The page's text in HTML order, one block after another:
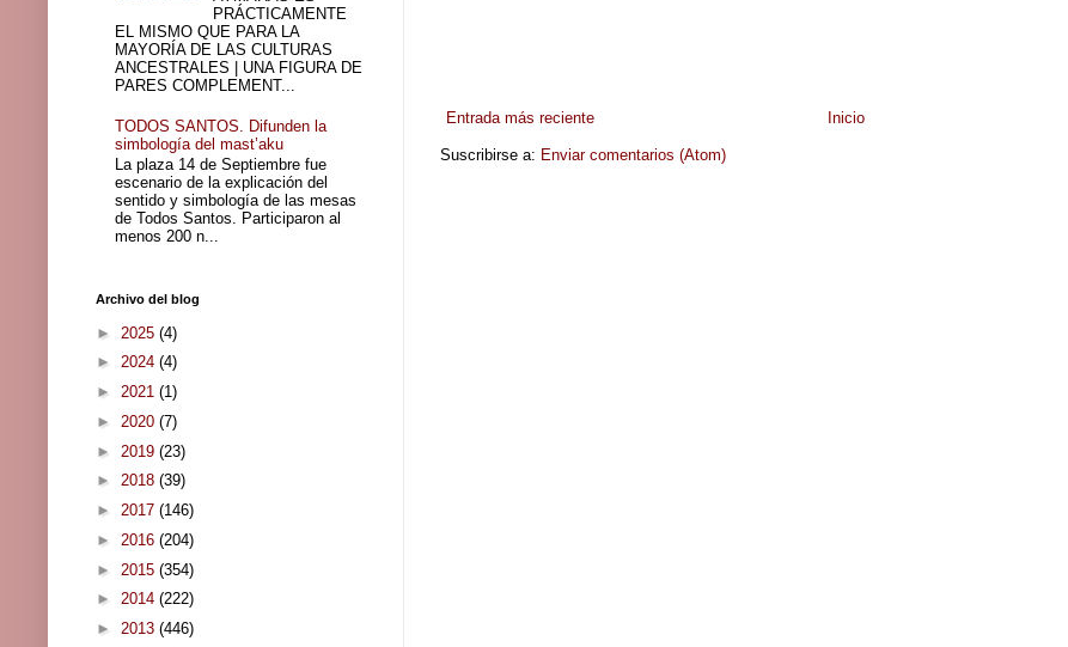
Entrada más reciente Inicio
Suscribirse a: Enviar comentarios (Atom)
PRÁCTICAMENTE
EL MISMO QUE PARA LA
MAYORÍA DE LAS CULTURAS
ANCESTRALES | UNA FIGURA DE
PARES COMPLEMENT...
TODOS SANTOS. Difunden la
simbología del mast’aku
La plaza 14 de Septiembre fue
escenario de la explicación del
sentido y simbología de las mesas
de Todos Santos. Participaron al
menos 200 n...
Archivo del blog
► 2025 (4)
► 2024 (4)
► 2021 (1)
► 2020 (7)
► 2019 (23)
► 2018 (39)
► 2017 (146)
► 2016 (204)
► 2015 (354)
► 2014 (222)
► 2013 (446)